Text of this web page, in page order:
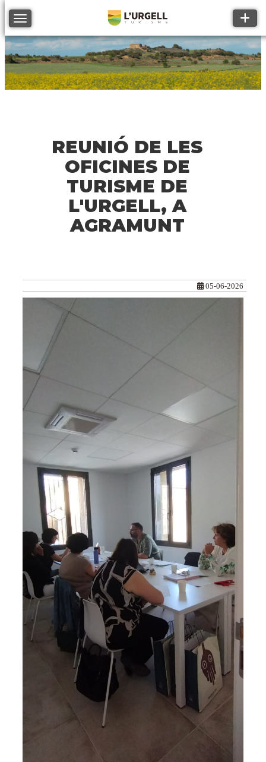
Toggle navigation
REUNIÓ DE LES
OFICINES DE
TURISME DE
L'URGELL, A
AGRAMUNT
05-06-2026